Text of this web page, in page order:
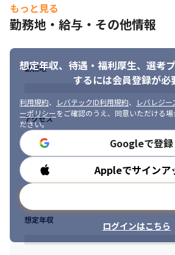
す。
特に管理層は優しい方が多いので、若手
う声が多いです！
また、自分の挑戦したいスキルや業務に
ンスをもらえることが多いです。
ワンストップサービスを提供しているの
セキュリティエンジニアとして幅広い業
能です◎
新しい技術や製品の知識をどんどん増や
向いている部署となります。
■1日の業務スケジュール例
※チームによって異なります。
＜運用監視・保守チーム＞
※24365対応のため深夜、日中帯のシフト
夜勤は、手当がつきます。
08:00～　引継ぎ&メール確認
もっと見る
勤務地・給与・その他情報
想定年収、待遇・福利厚生、 選考
するには会員登録が必
利用規約、 レバテックID利用規約、
レバレジ
ーポリシーをご確認のうえ、同意いただける
ださい。
Googleで登録
Appleでサインア
ログインはこちら
勤務地
アクセス
勤務時間
想定年収